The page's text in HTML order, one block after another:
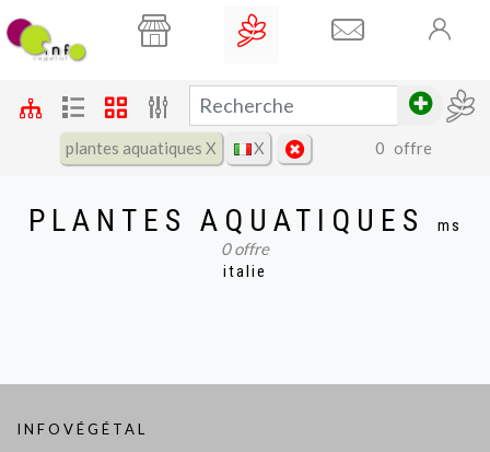
plantes aquatiques X X 0 offre
nom prix ∅ ↕
PLANTES AQUATIQUES ms
italie
0offre
INFOVÉGÉTAL